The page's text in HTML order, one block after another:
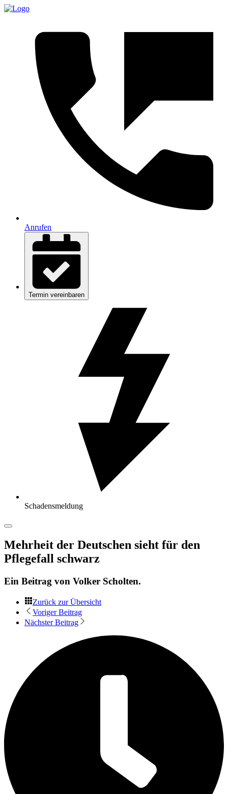
Anrufen
Termin vereinbaren
Schadensmeldung
Mehrheit der Deutschen sieht für den
Pflegefall schwarz
Ein Beitrag von Volker Scholten.
Zurück zur Übersicht
Voriger Beitrag
Nächster Beitrag